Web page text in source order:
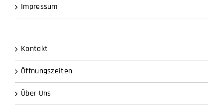
Batteriehinweis
Kontakt
Öffnungszeiten